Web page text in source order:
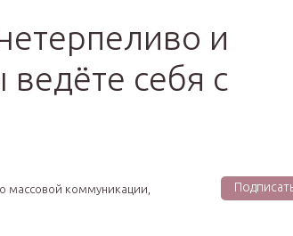
и
себя с
массовой коммуникации,